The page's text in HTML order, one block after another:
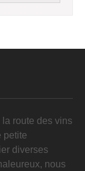
route des vins
petite
diverses
nous